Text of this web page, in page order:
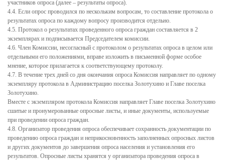
Реестр мест (площадок) накопления твердых коммунальных
отходов
ФОРМИРОВАНИЕ ЭКОЛОГИЧЕСКОЙ КУЛЬТУРЫ
НАСЕЛЕНИЯ В ОБЛАСТИ ОБРАЩЕНИЯ С ТКО
Дорожная деятельность
Правила благоустройства территории муниципального
образования «поселок Золотухино»
Муниципальный контроль
Реестр объектов муниципального жилищного контроля
Реестр объектов муниципального земельного контроля
участников опроса (далее – результаты опроса).
4.4. Если опрос проводился по нескольким вопросам, то составление протокола о
результатах опроса по каждому вопросу производится отдельно.
4.5. Протокол о результатах проведенного опроса граждан составляется в 2
экземплярах и подписывается Председателем комиссии.
4.6. Член Комиссии, несогласный с протоколом о результатах опроса в целом или
отдельными его положениями, вправе изложить в письменной форме особое
мнение, которое прилагается к соответствующему протоколу.
4.7. В течение трех дней со дня окончания опроса Комиссия направляет по одному
экземпляру протокола в Администрацию поселка Золотухино и Главе поселка
Золотухино.
Вместе с экземпляром протокола Комиссия направляет Главе поселка Золотухино
сшитые и пронумерованные опросные листы, и иные документы, используемые
при проведении опроса граждан.
4.8. Организатор проведения опроса обеспечивает сохранность документации по
проведению опроса граждан и неприкосновенность заполненных опросных листов
и других документов до завершения опроса населения и установления его
результатов. Опросные листы хранятся у организатора проведения опроса в